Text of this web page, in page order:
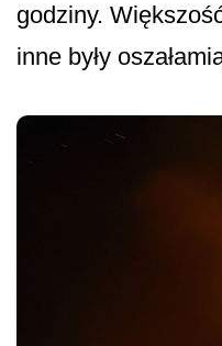
godziny.
inne były